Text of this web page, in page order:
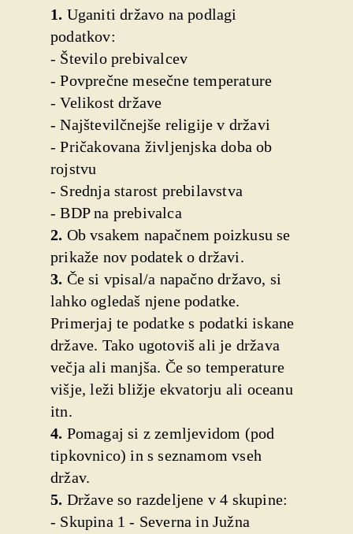
1. Uganiti državo na podlagi
podatkov:
- Število prebivalcev
- Povprečne mesečne temperature
- Velikost države
- Najštevilčnejše religije v državi
- Pričakovana življenjska doba ob
rojstvu
- Srednja starost prebilavstva
- BDP na prebivalca
2. Ob vsakem napačnem poizkusu se
prikaže nov podatek o državi.
3. Če si vpisal/a napačno državo, si
lahko ogledaš njene podatke.
Primerjaj te podatke s podatki iskane
države. Tako ugotoviš ali je država
večja ali manjša. Če so temperature
višje, leži bližje ekvatorju ali oceanu
itn.
4. Pomagaj si z zemljevidom (pod
tipkovnico) in s seznamom vseh
držav.
5. Države so razdeljene v 4 skupine:
- Skupina 1 - Severna in Južna